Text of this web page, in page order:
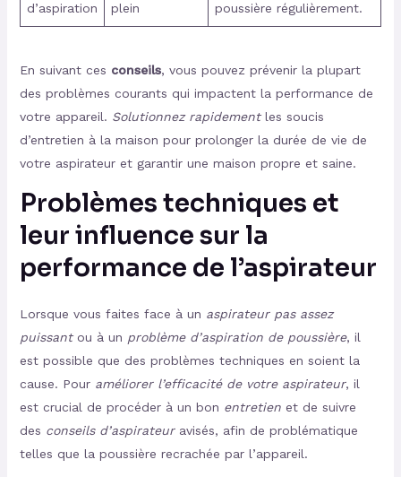
d’aspiration
plein
poussière régulièrement.
En suivant ces conseils, vous pouvez prévenir la plupart
des problèmes courants qui impactent la performance de
votre appareil. Solutionnez rapidementles soucis
d’entretien à la maison pour prolonger la durée de vie de
votre aspirateur et garantir une maison propre et saine.
Problèmes techniques et
leur influence sur la
performance de l’aspirateur
Lorsque vous faites face à un aspirateur pas assez
puissantou à un problème d’aspiration de poussière, il
est possible que des problèmes techniques en soient la
cause. Pour améliorer l’efficacité de votre aspirateur, il
est crucial de procéder à un bon entretienet de suivre
des conseils d’aspirateuravisés, afin de problématique
telles que la poussière recrachée par l’appareil.